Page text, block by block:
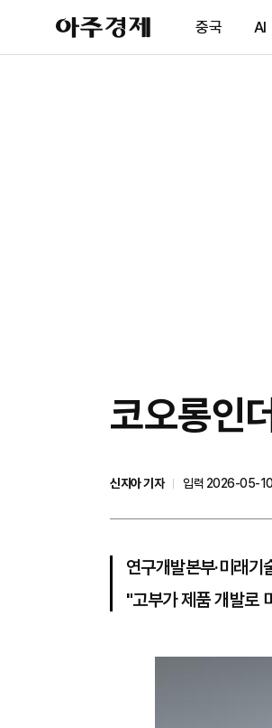
아
주
제
중국 AI
코오롱인
신지아 기자
입력 2026-05-
연구개발본부·미래
"고부가 제품 개발로